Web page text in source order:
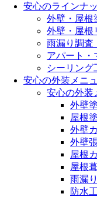
安心のラインナ
外壁・屋根
外壁・屋根
雨漏り調査
アパート・
シーリング
安心の外装メニ
安心の外装
外壁
屋根
外壁
外壁
屋根
屋根
雨漏
防水